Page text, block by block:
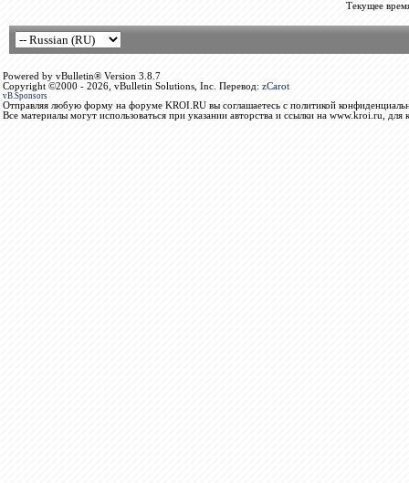
Текущее
Powered by vBulletin® Version 3.8.7
Copyright ©2000 - 2026, vBulletin Solutions, Inc. Перевод: zCarot
vB.Sponsors
Отправляя любую форму на форуме KROI.RU вы соглашаетесь с политикой
Все материалы могут использоваться при указании авторства и ссылки на www.kroi.ru, для